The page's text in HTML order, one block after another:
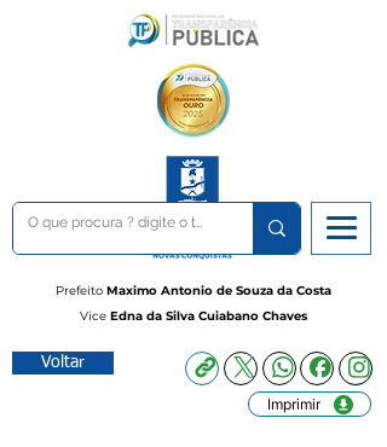
Prefeito Maximo Antonio de Souza da Costa
Vice Edna da Silva Cuiabano Chaves
Voltar
Imprimir